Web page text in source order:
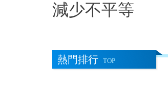
減少不平等
熱門排行 TOP